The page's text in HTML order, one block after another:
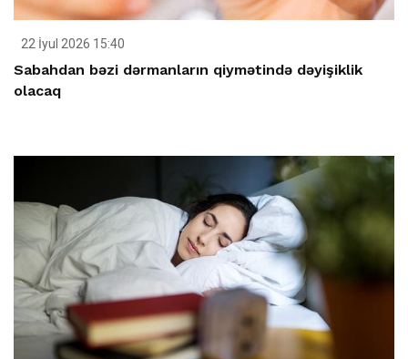
22 İyul 2026 15:40
Sabahdan bəzi dərmanların qiymətində dəyişiklik
olacaq